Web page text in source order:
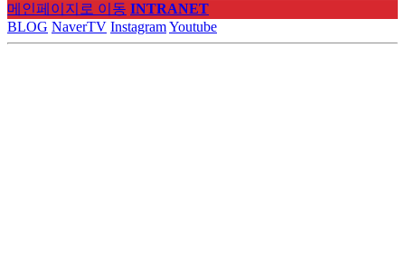
메인페이지로 이동 INTRANET
BLOG NaverTV InstagramYoutube